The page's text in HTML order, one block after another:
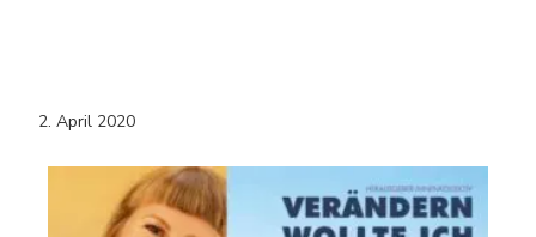
2. April 2020